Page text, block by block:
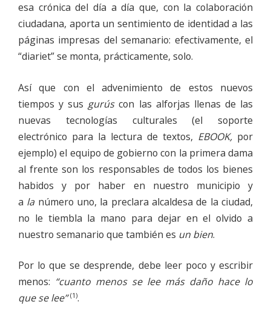
esa crónica del día a día que, con la colaboración
ciudadana, aporta un sentimiento de identidad a las
páginas impresas del semanario: efectivamente, el
“diariet” se monta, prácticamente, solo.
Así que con el advenimiento de estos nuevos
tiempos y sus gurúscon las alforjas llenas de las
nuevas tecnologías culturales (el soporte
electrónico para la lectura de textos, EBOOK, por
ejemplo) el equipo de gobierno con la primera dama
al frente son los responsables de todos los bienes
habidos y por haber en nuestro municipio y
a la número uno, la preclara alcaldesa de la ciudad,
no le tiembla la mano para dejar en el olvido a
nuestro semanario que también es un bien.
Por lo que se desprende, debe leer poco y escribir
menos: “cuanto menos se lee más daño hace lo
que se lee” (1).